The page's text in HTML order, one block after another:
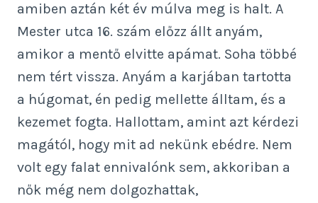
amiben aztán két év múlva meg is halt. A
Mester utca 16. szám előzz állt anyám,
amikor a mentő elvitte apámat. Soha többé
nem tért vissza. Anyám a karjában tartotta
a húgomat, én pedig mellette álltam, és a
kezemet fogta. Hallottam, amint azt kérdezi
magától, hogy mit ad nekünk ebédre. Nem
volt egy falat ennivalónk sem, akkoriban a
nők még nem dolgozhattak,